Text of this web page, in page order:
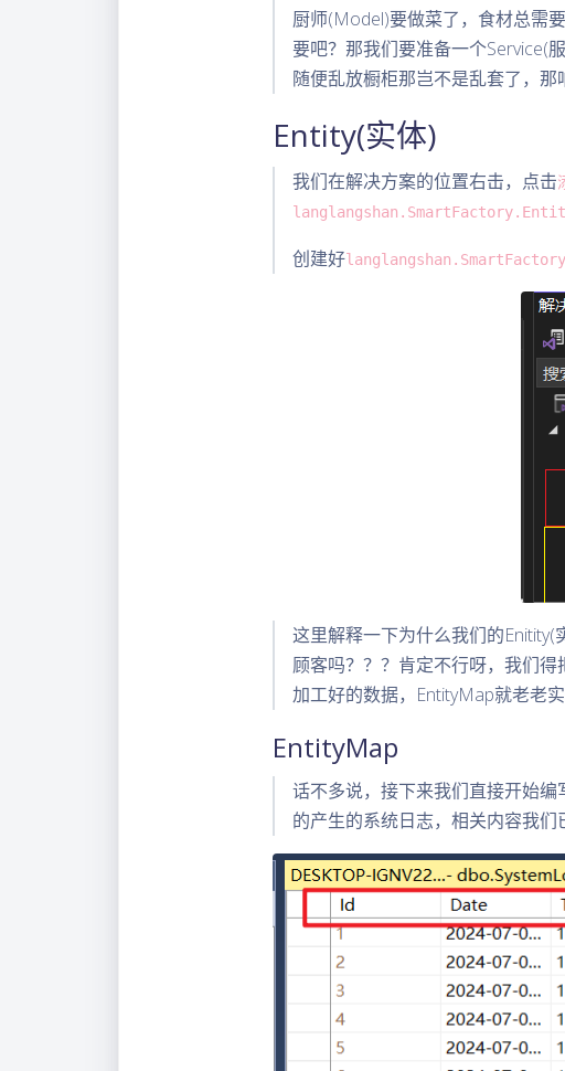
厨师(Model)要做菜了，食材总需
要吧？那我们要准备一个Service(
随便乱放橱柜那岂不是乱套了，
Entity(实体)
我们在解决方案的位置右击，点击
创建好
这里解释一下为什么我们的Enitity(
顾客吗？？？肯定不行呀，我们
加工好的数据，EntityMap就老老实
EntityMap
话不多说，接下来我们直接开始
的产生的系统日志，相关内容我们